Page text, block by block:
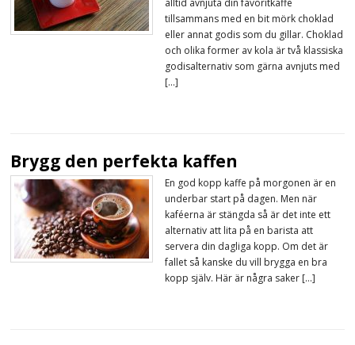
alltid avnjuta din favoritkaffe
tillsammans med en bit mörk choklad
eller annat godis som du gillar. Choklad
och olika former av kola är två klassiska
godisalternativ som gärna avnjuts med
[…]
Brygg den perfekta kaffen
En god kopp kaffe på morgonen är en
underbar start på dagen. Men när
kaféerna är stängda så är det inte ett
alternativ att lita på en barista att
servera din dagliga kopp. Om det är
fallet så kanske du vill brygga en bra
kopp själv. Här är några saker […]